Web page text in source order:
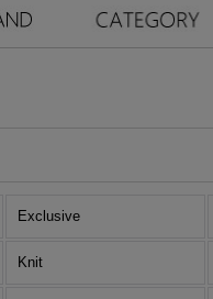
Exclusive
Knit